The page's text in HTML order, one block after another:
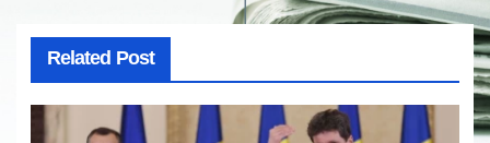
Related Post